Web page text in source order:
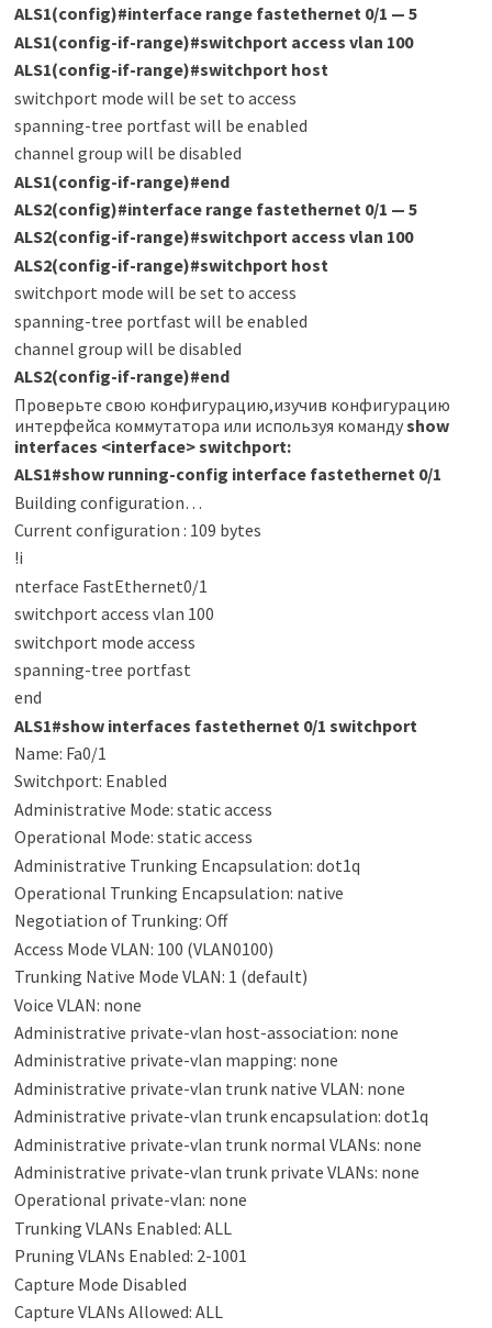
ALS1(config)#interface range fastethernet 0/1 — 5
ALS1(config-if-range)#switchport access vlan 100
ALS1(config-if-range)#switchport host
switchport mode will be set to access
spanning-tree portfast will be enabled
channel group will be disabled
ALS1(config-if-range)#end
ALS2(config)#interface range fastethernet 0/1 — 5
ALS2(config-if-range)#switchport access vlan 100
ALS2(config-if-range)#switchport host
switchport mode will be set to access
spanning-tree portfast will be enabled
channel group will be disabled
ALS2(config-if-range)#end
Проверьте свою конфигурацию,изучив конфигурацию
интерфейса коммутатора или используя командуshow
interfaces <interface> switchport:
ALS1#show running-config interface fastethernet 0/1
Building configuration…
Current configuration : 109 bytes
!i
nterface FastEthernet0/1
switchport access vlan 100
switchport mode access
spanning-tree portfast
end
ALS1#show interfaces fastethernet 0/1 switchport
Name: Fa0/1
Switchport: Enabled
Administrative Mode: static access
Operational Mode: static access
Administrative Trunking Encapsulation: dot1q
Operational Trunking Encapsulation: native
Negotiation of Trunking: Off
Access Mode VLAN: 100 (VLAN0100)
Trunking Native Mode VLAN: 1 (default)
Voice VLAN: none
Administrative private-vlan host-association: none
Administrative private-vlan mapping: none
Administrative private-vlan trunk native VLAN: none
Administrative private-vlan trunk encapsulation: dot1q
Administrative private-vlan trunk normal VLANs: none
Administrative private-vlan trunk private VLANs: none
Operational private-vlan: none
Trunking VLANs Enabled: ALL
Pruning VLANs Enabled: 2-1001
Capture Mode Disabled
Capture VLANs Allowed: ALL